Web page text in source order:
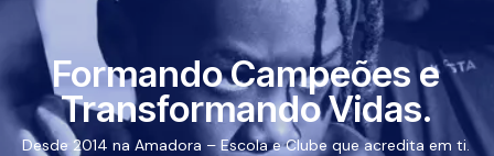
Desde 2014 na Amadora – Escola e Clube que acredita em ti.
Formando Campeões e
Transformando Vidas.